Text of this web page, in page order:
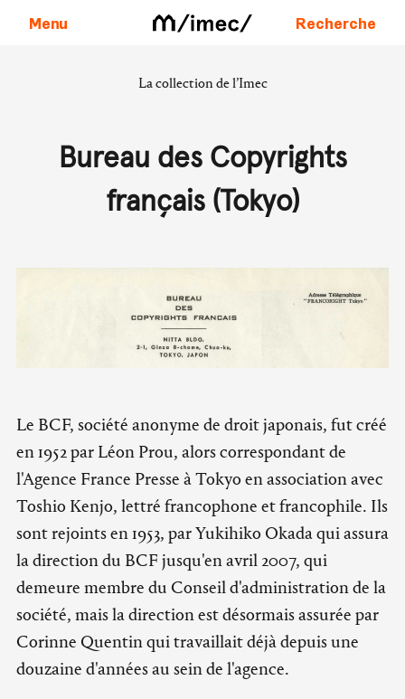
Menu Recherche
La collection de l’Imec
Bureau des Copyrights
français (Tokyo)
Le BCF, société anonyme de droit japonais, fut créé
en 1952 par Léon Prou, alors correspondant de
l'Agence France Presse à Tokyo en association avec
Toshio Kenjo, lettré francophone et francophile. Ils
sont rejoints en 1953, par Yukihiko Okada qui assura
la direction du BCF jusqu'en avril 2007, qui
demeure membre du Conseil d'administration de la
société, mais la direction est désormais assurée par
Corinne Quentin qui travaillait déjà depuis une
douzaine d'années au sein de l'agence.